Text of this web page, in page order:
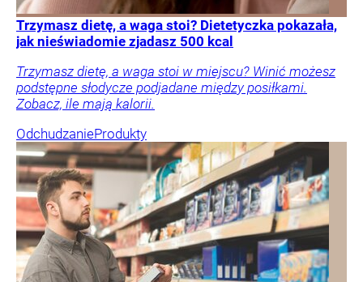
Trzymasz dietę, a waga stoi? Dietetyczka pokazała,
jak nieświadomie zjadasz 500 kcal
Trzymasz dietę, a waga stoi w miejscu? Winić możesz
podstępne słodycze podjadane między posiłkami.
Zobacz, ile mają kalorii.
OdchudzanieProdukty